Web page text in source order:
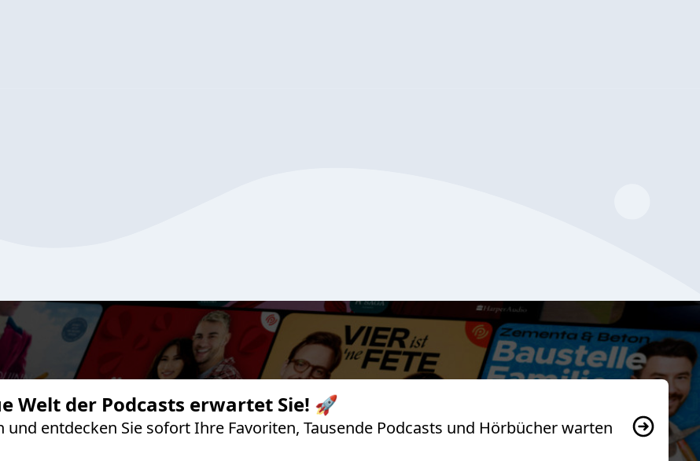
Welt der Podcasts erwartet Sie! 🚀
und entdecken Sie sofort Ihre Favoriten, Tausende Podcasts und Hörbücher warten